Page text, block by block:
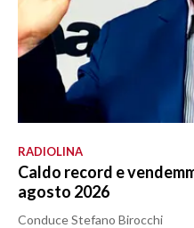
RADIOLINA
Caldo record e
agosto 2026
Conduce Stefano Birocchi